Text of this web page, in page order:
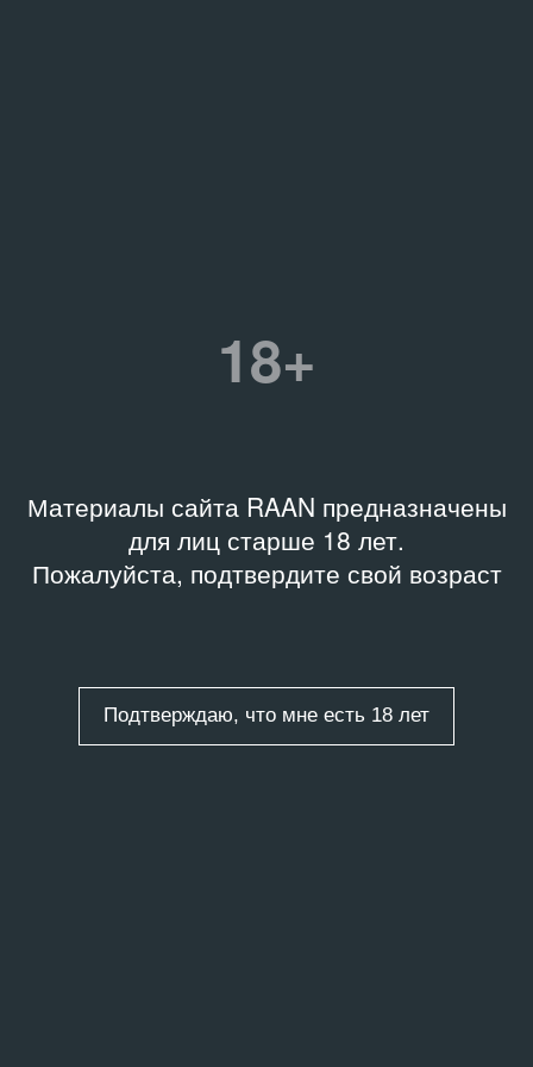
18+
Материалы сайта RAAN предназначены
для лиц старше 18 лет.
Пожалуйста, подтвердите свой возраст
Подтверждаю, что мне есть 18 лет